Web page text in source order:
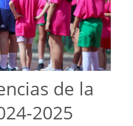
de la
2025